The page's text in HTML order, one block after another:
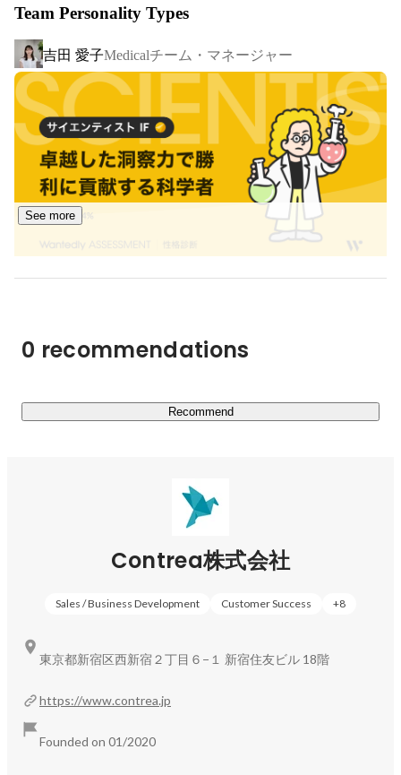
Team Personality Types
吉田 愛子Medicalチーム・マネージャー
See more
0 recommendations
Recommend
Contrea株式会社
Sales / Business Development Customer Success +8
https://www.contrea.jp
Founded on 01/2020
東京都新宿区西新宿２丁目６−１ 新宿住友ビル 18階